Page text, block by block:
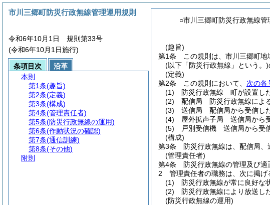
○市川三郷町防災行政無線管
(趣旨)
第1条
この規則は、市川三郷町
(以下「防災行政無線」という。)
(定義)
第2条
この規則において、 次の各
(1)
防災行政無線 町が設置し
(2)
配信局 防災行政無線によ
(3)
送信局 配信局から受信し
(4)
屋外拡声子局 送信局から
(5)
戸別受信機 送信局から受
(構成)
第3条
防災行政無線は、配信局、
(管理責任者)
第4条
防災行政無線の管理及び
2
管理責任者の職務は、次に掲げ
(1)
防災行政無線が常に良好な
(2)
防災行政無線により放送し
(防災行政無線の運用)
市川三郷町防災行政無線管理運用規則
令和6年10月1日 規則第33号
(令和6年10月1日施行)
条項目次
沿革
本則
第1条(趣旨)
第2条(定義)
第3条(構成)
第4条(管理責任者)
第5条(防災行政無線の運用)
第6条(作動状況の確認)
第7条(通信訓練)
第8条(その他)
附則